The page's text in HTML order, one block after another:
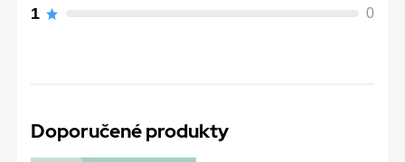
1 0
Doporučené produkty